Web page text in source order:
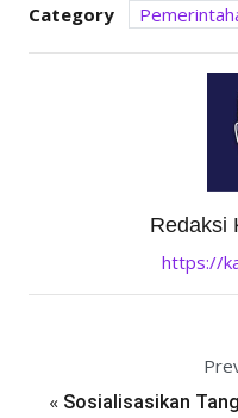
Category
Redaksi
https://
« Sosialisasikan